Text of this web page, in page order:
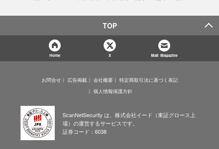
TOP
Home X Mail Magazine
お問合せ 広告掲載 会社概要
特定商取引法に基づく表記
個人情報保護方針
ScanNetSecurity は、株式会社イード（東証グロース上
場）の運営するサービスです。
証券コード：6038